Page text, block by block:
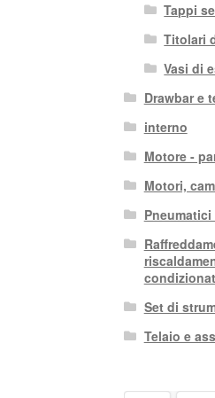
Tappi
Titolari
Vasi di
Drawbar e
interno
Motore -
Motori,
Set di
Telaio e